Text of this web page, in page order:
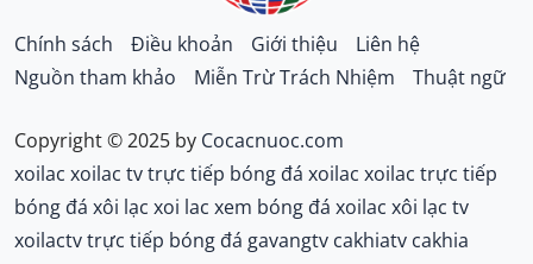
Chính sách Điều khoản Giới thiệu
Liên hệ
Nguồn tham khảo
Miễn Trừ Trách Nhiệm Thuật ngữ
Copyright © 2025 by Cocacnuoc.com
xoilac xoilac tvtrực tiếp bóng đá xoilac xoilac trực tiếp
bóng đá xôi lạc xoi lac xem bóng đá xoilac xôi lạc tv
xoilactvtrực tiếp bóng đá gavangtv cakhiatv cakhia